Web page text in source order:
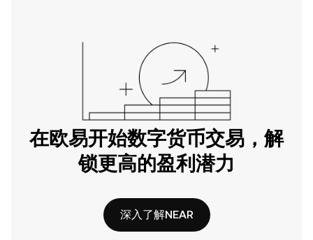
在欧易开始数字货币交易，解
锁更高的盈利潜力
深入了解NEAR